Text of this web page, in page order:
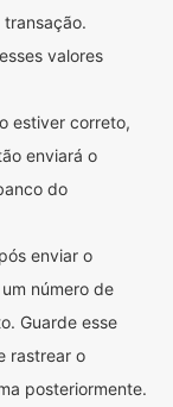
valores
estiver correto,
enviará o
do
enviar o
número de
Guarde esse
rastrear o
posteriormente.